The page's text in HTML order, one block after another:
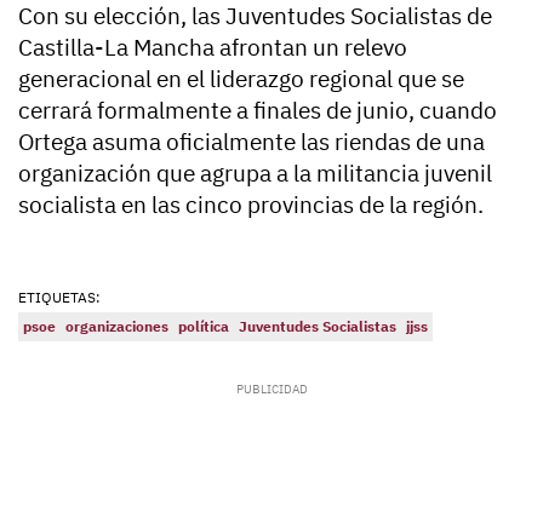
Con su elección, las Juventudes Socialistas de
Castilla-La Mancha afrontan un relevo
generacional en el liderazgo regional que se
cerrará formalmente a finales de junio, cuando
Ortega asuma oficialmente las riendas de una
organización que agrupa a la militancia juvenil
socialista en las cinco provincias de la región.
ETIQUETAS:
psoe organizaciones política Juventudes Socialistas jjss